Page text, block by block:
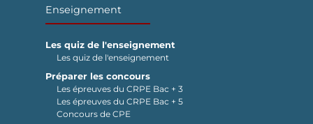
Enseignement
Les quiz de l'enseignement
Les quiz de l'enseignement
Préparer les concours
Les épreuves du CRPE Bac + 3
Les épreuves du CRPE Bac + 5
Concours de CPE